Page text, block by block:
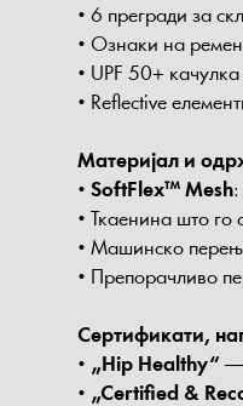
• 6 прегради за
• Ознаки на
• UPF 50+
• Reflective
Материјал и
• SoftFlex™ Mesh:
• Ткаенина што
• Машинско
• Препорачливо
Сертификати,
• „Hip Healthy“ —
• „Certified &